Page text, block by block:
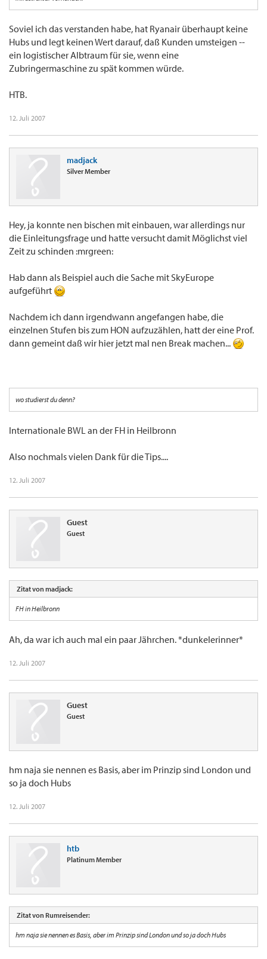
Soviel ich das verstanden habe, hat Ryanair überhaupt keine
Hubs und legt keinen Wert darauf, daß Kunden umsteigen --
ein logistischer Albtraum für sie, wenn eine
Zubringermaschine zu spät kommen würde.
HTB.
12. Juli 2007
madjack
Silver Member
Hey, ja konnte nen bischen mit einbauen, war allerdings nur
die Einleitungsfrage und hatte versucht damit Möglichst viel
Zeit zu schinden :mrgreen:
Hab dann als Beispiel auch die Sache mit SkyEurope
aufgeführt
Nachdem ich dann irgendwann angefangen habe, die
einzelnen Stufen bis zum HON aufzuzählen, hatt der eine Prof.
dann gemeint daß wir hier jetzt mal nen Break machen...
wo studierst du denn?
Internationale BWL an der FH in Heilbronn
Also nochmals vielen Dank für die Tips....
12. Juli 2007
Guest
Guest
Zitat von madjack:
FH in Heilbronn
Ah, da war ich auch mal ein paar Jährchen. *dunkelerinner*
12. Juli 2007
Guest
Guest
hm naja sie nennen es Basis, aber im Prinzip sind London und
so ja doch Hubs
12. Juli 2007
htb
Platinum Member
Zitat von Rumreisender:
hm naja sie nennen es Basis, aber im Prinzip sind London und so ja doch Hubs